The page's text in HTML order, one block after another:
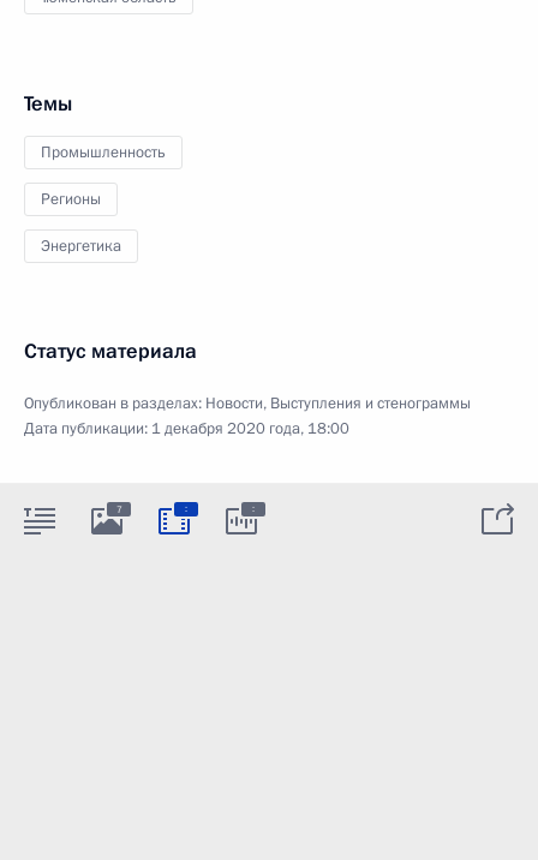
Темы
Промышленность
Регионы
Энергетика
Статус материала
Опубликован в разделах: Новости, Выступления и стенограммы
Дата публикации: 1 декабря 2020 года, 18:00
7 : :